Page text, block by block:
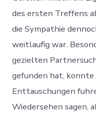
des ersten Treffens
die Sympathie
weitlaufig war.
gezielten
gefunden hat,
Enttauschungen
Wiedersehen sagen,